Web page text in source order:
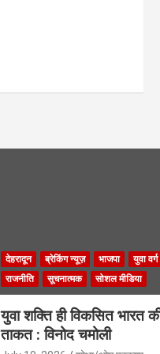
देहरादून ब्रेकिंग न्यूज़ भाजपा युवा वर्ग
राजनीति
सूचनात्मक सोशल मीडिया
युवा शक्ति ही विकसित भारत
ताकत : विनोद चमोली